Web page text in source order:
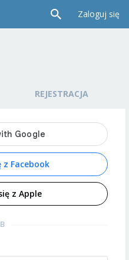
Zaloguj się
REJESTRACJA
z Facebook
z Apple